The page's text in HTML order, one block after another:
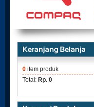
0 item produk
Total: Rp. 0